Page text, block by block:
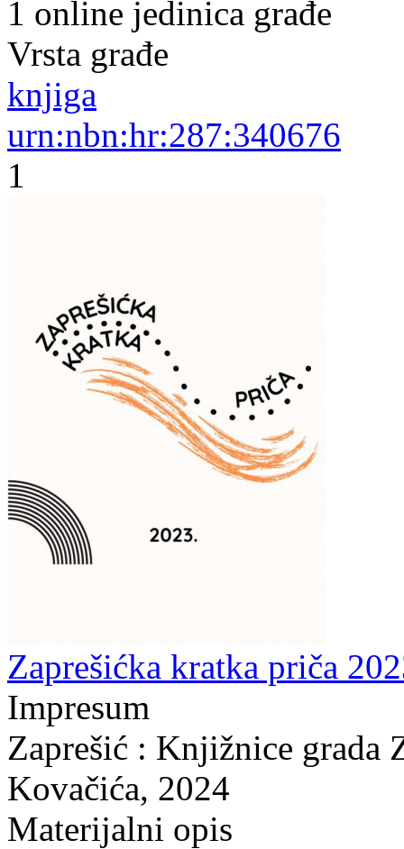
1 online jedinica građe
Vrsta građe
knjiga
urn:nbn:hr:287:340676
1
Zaprešićka kratka priča
Impresum
Zaprešić : Knjižnice grada
Kovačića, 2024
Materijalni opis